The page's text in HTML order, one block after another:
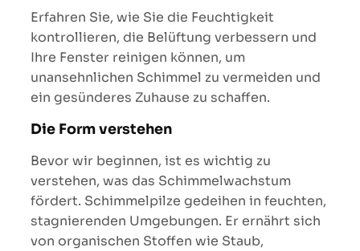
Erfahren Sie, wie Sie die Feuchtigkeit
kontrollieren, die Belüftung verbessern und
Ihre Fenster reinigen können, um
unansehnlichen Schimmel zu vermeiden und
ein gesünderes Zuhause zu schaffen.
Die Form verstehen
Bevor wir beginnen, ist es wichtig zu
verstehen, was das Schimmelwachstum
fördert. Schimmelpilze gedeihen in feuchten,
stagnierenden Umgebungen. Er ernährt sich
von organischen Stoffen wie Staub,